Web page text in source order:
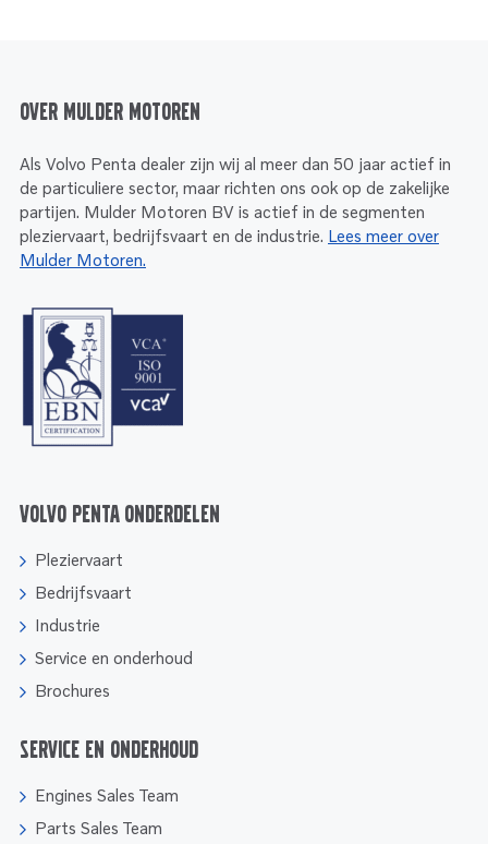
Over Mulder Motoren
Als Volvo Penta dealer zijn wij al meer dan 50 jaar actief in
de particuliere sector, maar richten ons ook op de zakelijke
partijen. Mulder Motoren BV is actief in de segmenten
pleziervaart, bedrijfsvaart en de industrie. Lees meer over
Mulder Motoren.
Volvo Penta onderdelen
Pleziervaart
Bedrijfsvaart
Industrie
Service en onderhoud
Brochures
Service en onderhoud
Engines Sales Team
Parts Sales Team